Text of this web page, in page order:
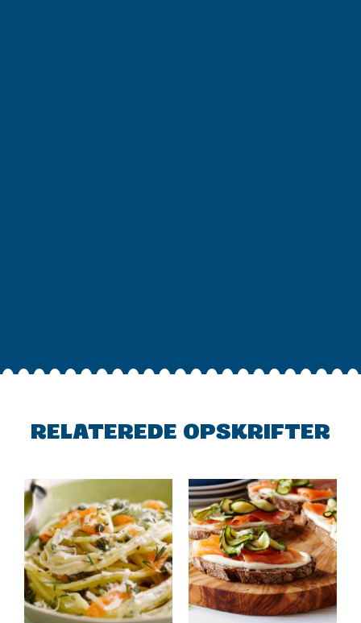
RELATEREDE OPSKRIFTER